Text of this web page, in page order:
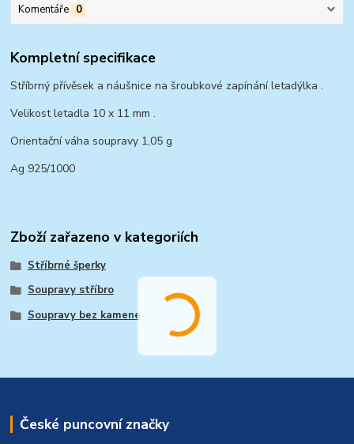
Komentáře 0
Kompletní specifikace
Stříbrný přívěsek a náušnice na šroubkové zapínání letadýlka .
Velikost letadla 10 x 11 mm .
Orientační váha soupravy 1,05 g
Ag 925/1000
Zboží zařazeno v kategoriích
Stříbrné šperky
Soupravy stříbro
Soupravy bez kamene
České puncovní značky